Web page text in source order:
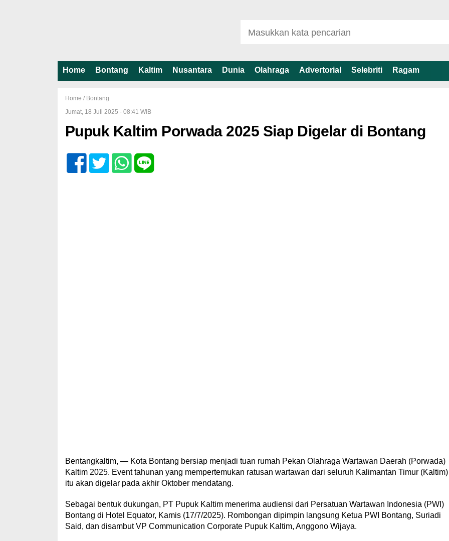
Home Bontang Kaltim Nusantara Dunia Olahraga Advertorial Selebriti Ragam
Home / Bontang
Jumat, 18 Juli 2025 - 08:41 WIB
Pupuk Kaltim Porwada 2025 Siap Digelar di Bontang
Bentangkaltim, — Kota Bontang bersiap menjadi tuan rumah Pekan Olahraga Wartawan Daerah (Porwada)
Kaltim 2025. Event tahunan yang mempertemukan ratusan wartawan dari seluruh Kalimantan Timur (Kaltim)
itu akan digelar pada akhir Oktober mendatang.
Sebagai bentuk dukungan, PT Pupuk Kaltim menerima audiensi dari Persatuan Wartawan Indonesia (PWI)
Bontang di Hotel Equator, Kamis (17/7/2025). Rombongan dipimpin langsung Ketua PWI Bontang, Suriadi
Said, dan disambut VP Communication Corporate Pupuk Kaltim, Anggono Wijaya.